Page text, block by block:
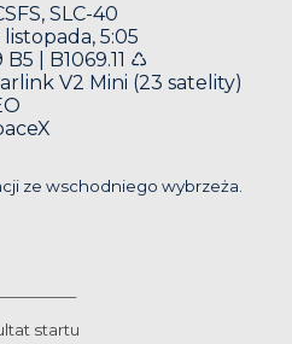
SLC-40
listopada, 5:05
B5 | B1069.11 ♺
V2 Mini (23 satelity)
ze wschodniego wybrzeża.
startu